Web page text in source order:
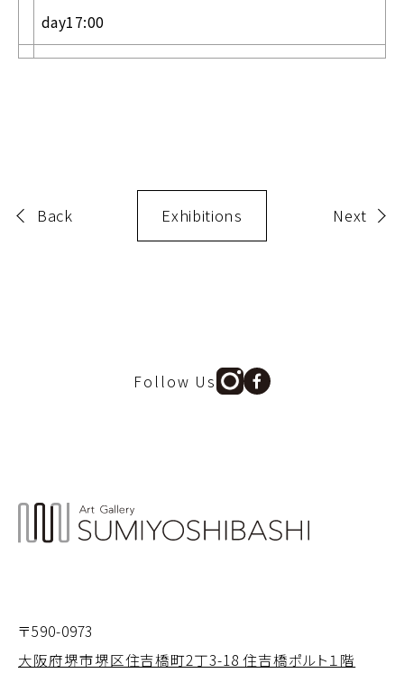
day17:00
Back Exhibitions Next
Follow Us
〒590-0973
大阪府堺市堺区住吉橋町2丁3-18 住吉橋ポルト１階